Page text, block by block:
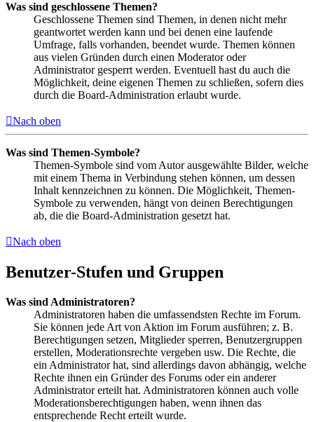
Was sind geschlossene Themen?
Geschlossene Themen sind Themen, in denen nicht mehr
geantwortet werden kann und bei denen eine laufende
Umfrage, falls vorhanden, beendet wurde. Themen können
aus vielen Gründen durch einen Moderator oder
Administrator gesperrt werden. Eventuell hast du auch die
Möglichkeit, deine eigenen Themen zu schließen, sofern dies
durch die Board-Administration erlaubt wurde.
Nach oben
Was sind Themen-Symbole?
Themen-Symbole sind vom Autor ausgewählte Bilder, welche
mit einem Thema in Verbindung stehen können, um dessen
Inhalt kennzeichnen zu können. Die Möglichkeit, Themen-
Symbole zu verwenden, hängt von deinen Berechtigungen
ab, die die Board-Administration gesetzt hat.
Nach oben
Benutzer-Stufen und Gruppen
Was sind Administratoren?
Administratoren haben die umfassendsten Rechte im Forum.
Sie können jede Art von Aktion im Forum ausführen; z. B.
Berechtigungen setzen, Mitglieder sperren, Benutzergruppen
erstellen, Moderationsrechte vergeben usw. Die Rechte, die
ein Administrator hat, sind allerdings davon abhängig, welche
Rechte ihnen ein Gründer des Forums oder ein anderer
Administrator erteilt hat. Administratoren können auch volle
Moderationsberechtigungen haben, wenn ihnen das
entsprechende Recht erteilt wurde.